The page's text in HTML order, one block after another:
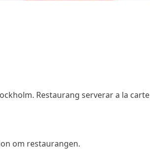
Restaurang serverar a la carte
om restaurangen.